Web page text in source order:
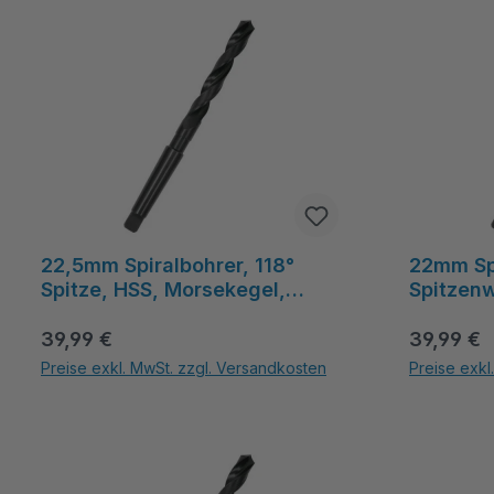
22,5mm Spiralbohrer, 118°
Spitze, HSS, Morsekegel,
MetavCUT
Regulärer Preis:
39,99 €
Preise exkl. MwSt. zzgl. Versandkosten
22mm
Regulärer
39,99 €
Preise